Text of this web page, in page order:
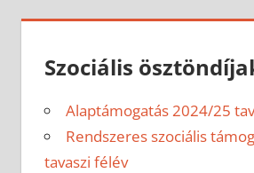
Szociális
Alaptámogatás 2024/25
Rendszeres szociális
tavaszi félév